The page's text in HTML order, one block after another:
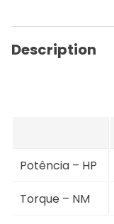
Description
Potência – HP
Torque – NM